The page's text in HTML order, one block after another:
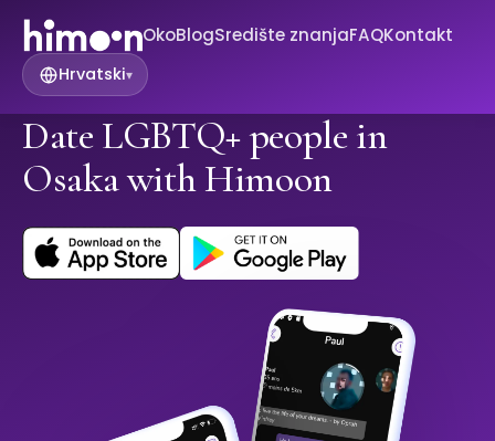
OkoBlogSredište znanjaFAQKontakt
Hrvatski▾
Date LGBTQ+ people in
Osaka with Himoon